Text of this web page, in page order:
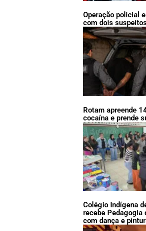
Operação policial
com dois
Rotam apreende
cocaína e prende
Colégio Indígena
recebe Pedagogia
com dança e